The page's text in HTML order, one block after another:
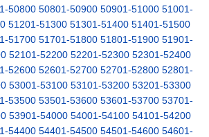
50800 50801-50900 50901-51000 51001-
51201-51300 51301-51400 51401-51500
51700 51701-51800 51801-51900 51901-
52101-52200 52201-52300 52301-52400
52600 52601-52700 52701-52800 52801-
53001-53100 53101-53200 53201-53300
53500 53501-53600 53601-53700 53701-
53901-54000 54001-54100 54101-54200
54400 54401-54500 54501-54600 54601-